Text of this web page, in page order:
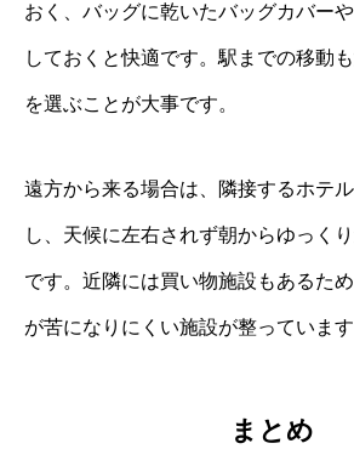
おく、バッグに乾いたバッグカバー
しておくと快適です。駅までの移動
を選ぶことが大事です。
遠方から来る場合は、隣接するホテ
し、天候に左右されず朝からゆっく
です。近隣には買い物施設もあるた
が苦になりにくい施設が整っています
まとめ